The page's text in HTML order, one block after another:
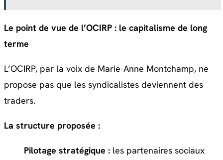
Le point de vue de l’OCIRP : le capitalisme de long
terme
L’OCIRP, par la voix de Marie-Anne Montchamp, ne
propose pas que les syndicalistes deviennent des
traders.
La structure proposée :
Pilotage stratégique : les partenaires sociaux